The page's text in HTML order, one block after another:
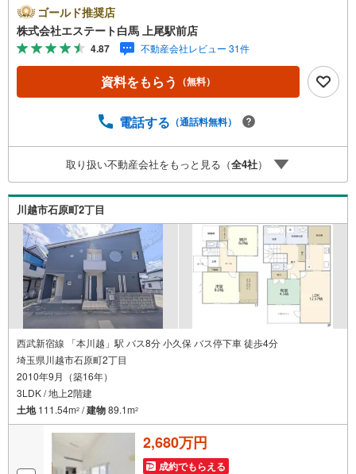
角地。明るい室内が自慢。・南西向きの道路に接し、お部
屋に日光が入ります。・駐車スペースは1台分。・約540m
先に小学校があり、低学年も安心の距離。・浴室乾燥機付
き。雨の日のお洗濯も快適にこなせる。・TVモニタ付イン
ターホンで、来客確認もスムーズ。Public Relations ----◇
弊社は中古設備にも修理サービスを無料で付保します。◇
ワンストップでご対応可能な体制でお待ちしてます。◇提
居専用地域の閑静な街並みで、落ち着いた新生活を。大塚
小学校まで徒歩7分の近さも魅力です。
ゴールド推奨店
株式会社エステート白馬 上尾駅前店
4.87 不動産会社レビュー 31件
資料をもらう （無料）
電話する （通話料無料）
取り扱い不動産会社をもっと見る（全4社）
川越市石原町2丁目
西武新宿線 「本川越」駅 バス8分 小久保 バス停下車 徒歩4分
埼玉県川越市石原町2丁目
2010年9月（築16年）
3LDK / 地上2階建
土地111.54m2 /建物89.1m2
2,680万円
成約でもらえる